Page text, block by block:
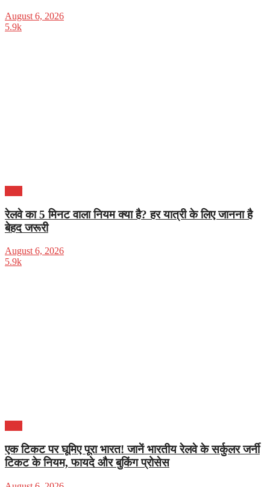
August 6, 2026
5.9k
रेलवे का 5 मिनट वाला नियम क्या है? हर यात्री के लिए जानना है
बेहद जरूरी
August 6, 2026
5.9k
एक टिकट पर घूमिए पूरा भारत! जानें भारतीय रेलवे के सर्कुलर जर्नी
टिकट के नियम, फायदे और बुकिंग प्रोसेस